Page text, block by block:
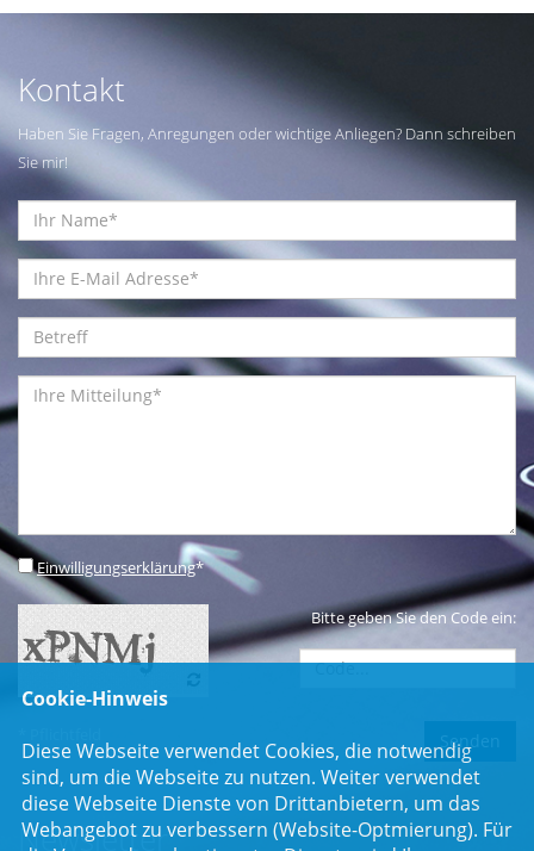
Kontakt
Haben Sie Fragen, Anregungen oder wichtige Anliegen? Dann schreiben
Sie mir!
Einwilligungserklärung*
Bitte geben Sie den Code ein:
Newsletter
Cookie-Hinweis
Diese Webseite verwendet Cookies, die notwendig
sind, um die Webseite zu nutzen. Weiter verwendet
diese Webseite Dienste von Drittanbietern, um das
Webangebot zu verbessern (Website-Optmierung). Für